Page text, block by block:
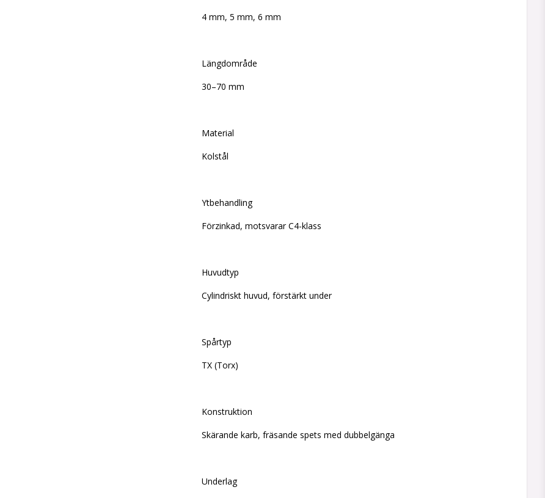
4 mm, 5 mm, 6 mm
Längdområde
30–70 mm
Material
Kolstål
Ytbehandling
Förzinkad, motsvarar C4-klass
Huvudtyp
Cylindriskt huvud, förstärkt under
Spårtyp
TX (Torx)
Konstruktion
Skärande karb, fräsande spets med dubbelgänga
Underlag